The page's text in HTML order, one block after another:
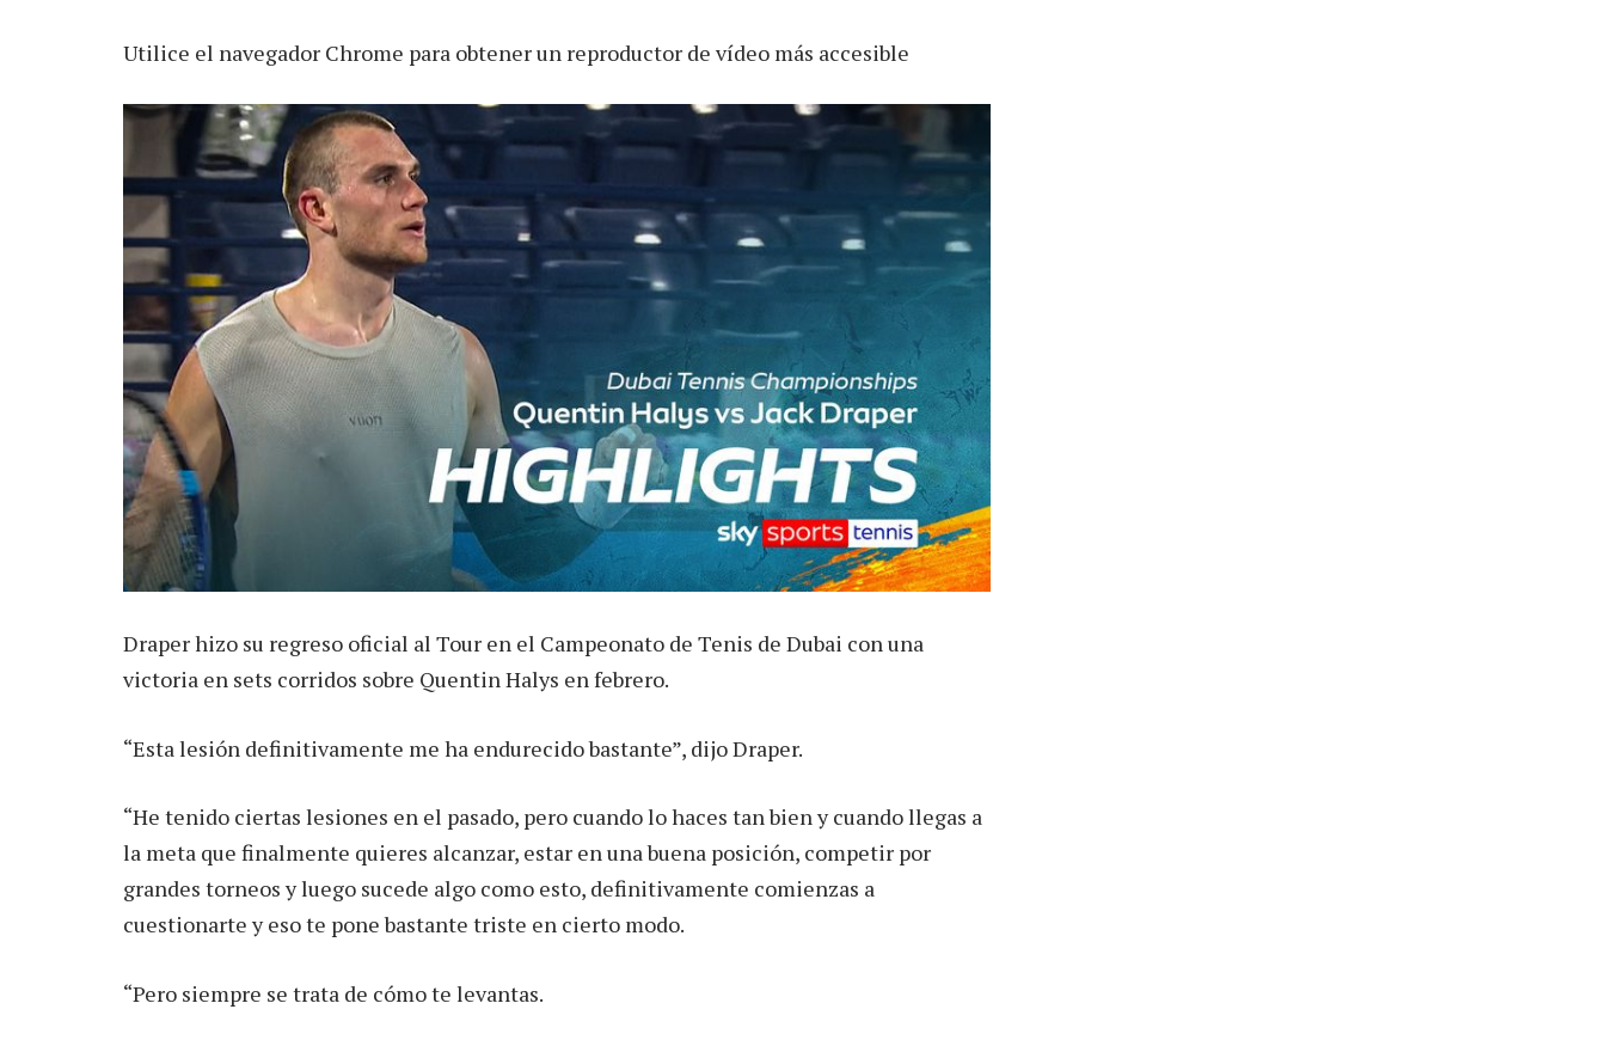
Utilice el navegador Chrome para obtener un reproductor de vídeo más accesible
Draper hizo su regreso oficial al Tour en el Campeonato de Tenis de Dubai con una
victoria en sets corridos sobre Quentin Halys en febrero.
“Esta lesión definitivamente me ha endurecido bastante”, dijo Draper.
“He tenido ciertas lesiones en el pasado, pero cuando lo haces tan bien y cuando llegas a
la meta que finalmente quieres alcanzar, estar en una buena posición, competir por
grandes torneos y luego sucede algo como esto, definitivamente comienzas a
cuestionarte y eso te pone bastante triste en cierto modo.
“Pero siempre se trata de cómo te levantas.